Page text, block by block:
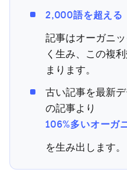
2,000語を超える
記事はオーガニ
く生み、この複
まります。
古い記事を最新
の記事より
106%多いオーガ
を生み出します。